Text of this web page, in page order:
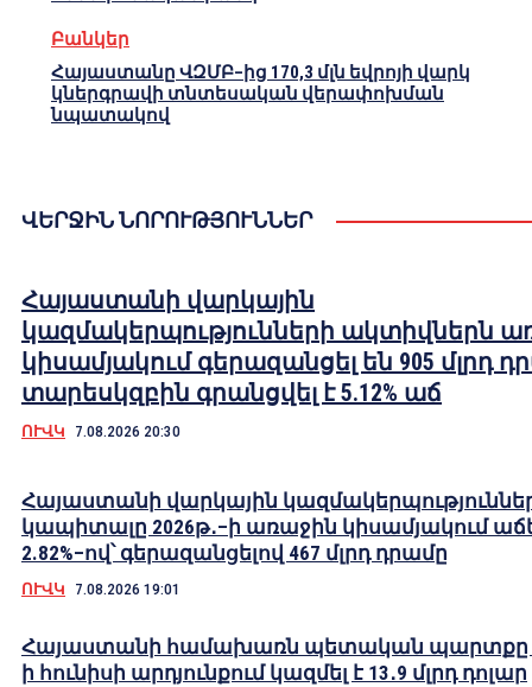
Բանկեր
Հայաստանը ՎԶՄԲ–ից 170,3 մլն եվրոյի վարկ
կներգրավի տնտեսական վերափոխման
նպատակով
ՎԵՐՋԻՆ ՆՈՐՈՒԹՅՈՒՆՆԵՐ
Հայաստանի վարկային
կազմակերպությունների ակտիվներն
կիսամյակում գերազանցել են 905 մլրդ
տարեսկզբին գրանցվել է 5.12% աճ
ՈՒՎԿ 7.08.2026 20:30
Հայաստանի վարկային
կապիտալը 2026թ․–ի առաջին կիսամյակում
2.82%–ով՝ գերազանցելով 467 մլրդ դրամը
ՈՒՎԿ 7.08.2026 19:01
Հայաստանի համախառն պետական պարտքը
ի հունիսի արդյունքում կազմել է 13․9 մլրդ դոլար